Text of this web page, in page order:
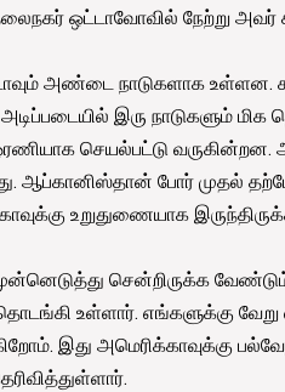
ஒட்டாவோவில் நேற்று அவர்
அண்டை நாடுகளாக உள்ளன.
இரு நாடுகளும் மிக
செயல்பட்டு
ஆப்கானிஸ்தான் போர் முதல்
உறுதுணையாக
முன்னெடுத்து சென்றிருக்க
உள்ளார். எங்களுக்கு
இது அமெரிக்காவுக்கு